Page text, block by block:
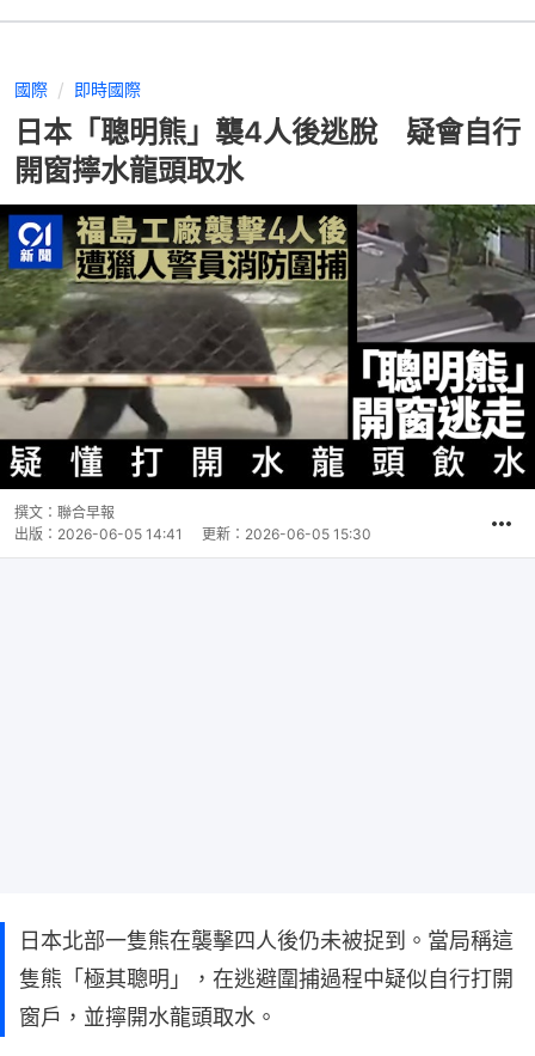
國際 即時國際
日本「聰明熊」襲4人後逃脫 疑會自行
開窗擰水龍頭取水
撰文： 聯合早報
出版： 2026-06-05 14:41 更新： 2026-06-05 15:30
日本北部一隻熊在襲擊四人後仍未被捉到。當局稱這
隻熊「極其聰明」，在逃避圍捕過程中疑似自行打開
窗戶，並擰開水龍頭取水。